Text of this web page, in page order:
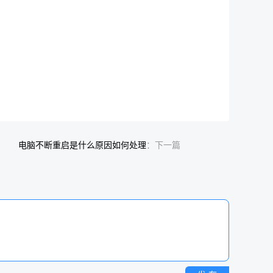
电脑不断重启是什么原因如何处理 ：下一篇